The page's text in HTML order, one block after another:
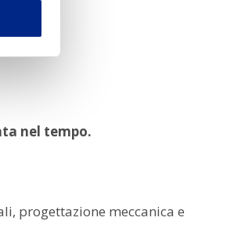
nel tempo.
progettazione meccanica e